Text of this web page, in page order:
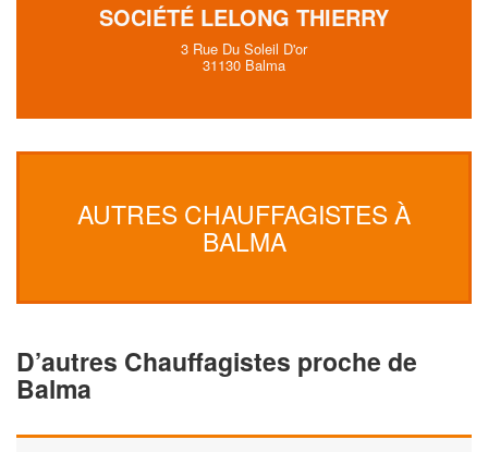
SOCIÉTÉ LELONG THIERRY
3 Rue Du Soleil D'or
31130 Balma
AUTRES CHAUFFAGISTES À
BALMA
D’autres Chauffagistes proche de
Balma